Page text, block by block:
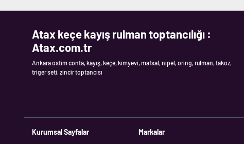
Atax keçe kayış rulman toptancılığı :
Atax.com.tr
Ankara ostim conta, kayış, keçe, kimyevi, mafsal, nipel, oring, rulman, takoz,
triger seti, zincir toptancısı
Kurumsal Sayfalar
Markalar